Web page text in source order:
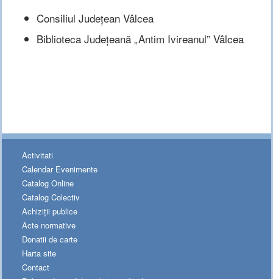
Consiliul Județean Vâlcea
Biblioteca Județeană „Antim Ivireanul” Vâlcea
Activitati
Calendar Evenimente
Catalog Online
Catalog Colectiv
Achiziții publice
Acte normative
Donatii de carte
Harta site
Contact